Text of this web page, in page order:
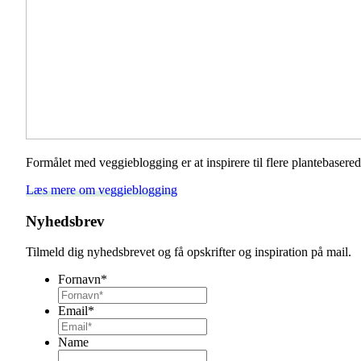
Formålet med veggieblogging er at inspirere til flere
Læs mere om veggieblogging
Nyhedsbrev
Tilmeld dig nyhedsbrevet og få opskrifter og inspiration på mail.
Fornavn*
Email*
Name